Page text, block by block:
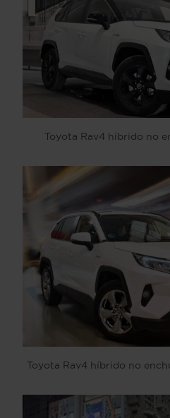
Toyota Rav4 híbrido no
Toyota Rav4 híbrido no